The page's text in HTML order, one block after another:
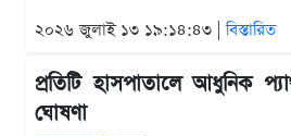
২০২৬ জুলাই ১৩ ১৯:১৪:৪৩ |বিস্তারিত
প্রতিটি হাসপাতালে আধুনিক
ঘোষণা